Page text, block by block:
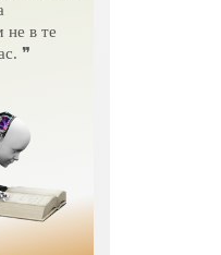
/ Интернет технологии
в те
❞